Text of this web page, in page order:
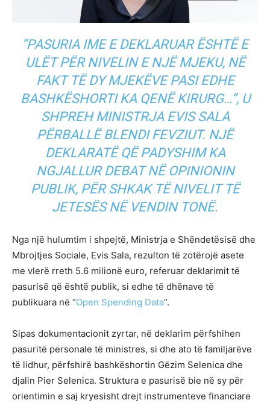
“PASURIA IME E DEKLARUAR ËSHTË E
ULËT PËR NIVELIN E NJË MJEKU, NË
FAKT TË DY MJEKËVE PASI EDHE
BASHKËSHORTI KA QENË KIRURG…”, U
SHPREH MINISTRJA EVIS SALA
PËRBALLË BLENDI FEVZIUT. NJË
DEKLARATË QË PADYSHIM KA
NGJALLUR DEBAT NË OPINIONIN
PUBLIK, PËR SHKAK TË NIVELIT TË
JETESËS NË VENDIN TONË.
Nga një hulumtim i shpejtë, Ministrja e Shëndetësisë dhe
Mbrojtjes Sociale, Evis Sala, rezulton të zotërojë asete
me vlerë rreth 5.6 milionë euro, referuar deklarimit të
pasurisë që është publik, si edhe të dhënave të
publikuara në “Open Spending Data”.
Sipas dokumentacionit zyrtar, në deklarim përfshihen
pasuritë personale të ministres, si dhe ato të familjarëve
të lidhur, përfshirë bashkëshortin Gëzim Selenica dhe
djalin Pier Selenica. Struktura e pasurisë bie në sy për
orientimin e saj kryesisht drejt instrumenteve financiare